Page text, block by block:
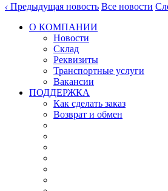
‹ Предыдущая новость Все новости
О КОМПАНИИ
Новости
Склад
Реквизиты
Транспортные услуги
Вакансии
ПОДДЕРЖКА
Как сделать заказ
Возврат и обмен